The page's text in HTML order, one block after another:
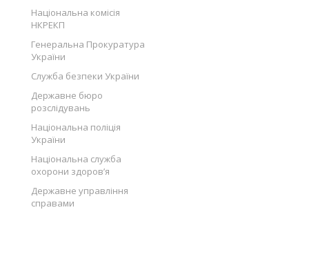
Національна комісія
НКРЕКП
Генеральна Прокуратура
України
Служба безпеки України
Державне бюро
розслідувань
Національна поліція
України
Національна служба
охорони здоров’я
Державне управління
справами